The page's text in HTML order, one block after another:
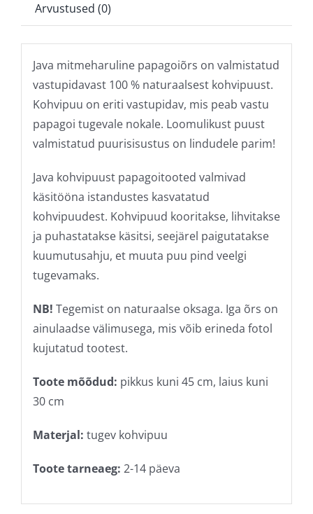
Arvustused (0)
Java mitmeharuline papagoiõrs on valmistatud
vastupidavast 100 % naturaalsest kohvipuust.
Kohvipuu on eriti vastupidav, mis peab vastu
papagoi tugevale nokale. Loomulikust puust
valmistatud puurisisustus on lindudele parim!
Java kohvipuust papagoitooted valmivad
käsitööna istandustes kasvatatud
kohvipuudest. Kohvipuud kooritakse, lihvitakse
ja puhastatakse käsitsi, seejärel paigutatakse
kuumutusahju, et muuta puu pind veelgi
tugevamaks.
NB! Tegemist on naturaalse oksaga. Iga õrs on
ainulaadse välimusega, mis võib erineda fotol
kujutatud tootest.
Toote mõõdud: pikkus kuni 45 cm, laius kuni
30 cm
Materjal: tugev kohvipuu
Toote tarneaeg: 2-14 päeva